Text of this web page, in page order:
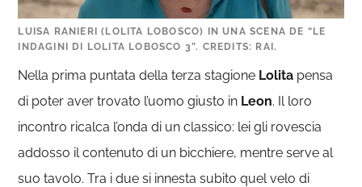
LUISA RANIERI (LOLITA LOBOSCO) IN UNA SCENA DE “LE
INDAGINI DI LOLITA LOBOSCO 3”. CREDITS: RAI.
Nella prima puntata della terza stagione Lolita pensa
di poter aver trovato l’uomo giusto in Leon. Il loro
incontro ricalca l’onda di un classico: lei gli rovescia
addosso il contenuto di un bicchiere, mentre serve al
suo tavolo. Tra i due si innesta subito quel velo di